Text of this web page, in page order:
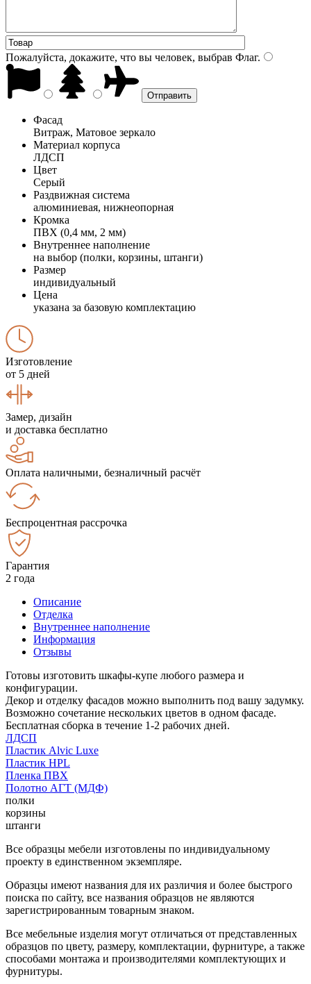
Пожалуйста, докажите, что вы человек, выбрав Флаг.
Фасад
Витраж, Матовое зеркало
Материал корпуса
ЛДСП
Цвет
Серый
Раздвижная система
алюминиевая, нижнеопорная
Кромка
ПВХ (0,4 мм, 2 мм)
Внутреннее наполнение
на выбор (полки, корзины, штанги)
Размер
индивидуальный
Цена
указана за базовую комплектацию
Изготовление
от 5 дней
Замер, дизайн
и доставка бесплатно
Оплата наличными, безналичный расчёт
Беспроцентная рассрочка
Гарантия
2 года
Описание
Отделка
Внутреннее наполнение
Информация
Отзывы
Готовы изготовить шкафы-купе любого размера и
конфигурации.
Декор и отделку фасадов можно выполнить под вашу задумку.
Возможно сочетание нескольких цветов в одном фасаде.
Бесплатная сборка в течение 1-2 рабочих дней.
ЛДСП
Пластик Alvic Luxe
Пластик HPL
Пленка ПВХ
Полотно АГТ (МДФ)
полки
корзины
штанги
Все образцы мебели изготовлены по индивидуальному
проекту в единственном экземпляре.
Образцы имеют названия для их различия и более быстрого
поиска по сайту, все названия образцов не являются
зарегистрированным товарным знаком.
Все мебельные изделия могут отличаться от представленных
образцов по цвету, размеру, комплектации, фурнитуре, а также
способами монтажа и производителями комплектующих и
фурнитуры.